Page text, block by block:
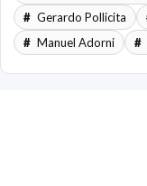
Gerardo Pollicita
Manuel Adorni